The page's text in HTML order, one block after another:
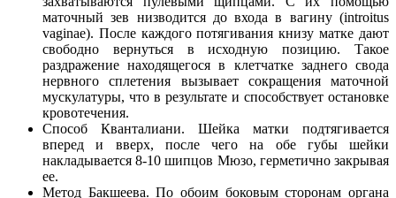
маточный зев низводится до входа в вагину (introitus
vaginae). После каждого потягивания книзу матке дают
свободно вернуться в исходную позицию. Такое
раздражение находящегося в клетчатке заднего свода
нервного сплетения вызывает сокращения маточной
мускулатуры, что в результате и способствует остановке
кровотечения.
Способ Кванталиани. Шейка матки подтягивается
вперед и вверх, после чего на обе губы шейки
накладывается 8-10 шипцов Мюзо, герметично закрывая
ее.
Метод Бакшеева. По обоим боковым сторонам органа